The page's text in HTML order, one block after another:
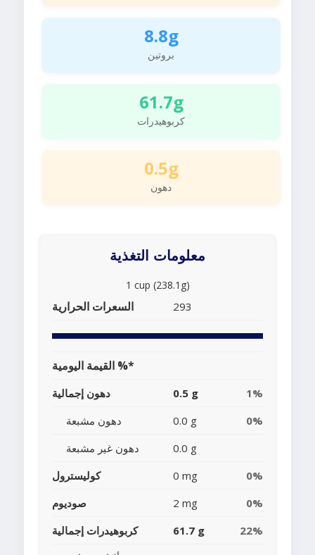
8.8g
بروتين
61.7g
كربوهيدرات
0.5g
دهون
معلومات التغذية
1 cup (238.1g)
السعرات الحرارية 293
القيمة اليومية %*
دهون إجمالية 0.5 g
1%
دهون مشبعة
0.0 g
0%
دهون غير مشبعة
0.0 g
كوليسترول
0 mg
0%
صوديوم
2 mg
0%
كربوهيدرات إجمالية
61.7 g
22%